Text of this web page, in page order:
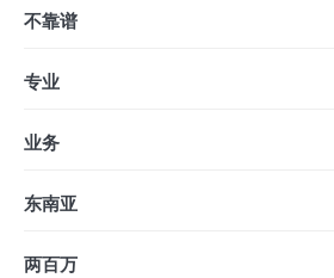
不靠谱
专业
业务
东南亚
两百万